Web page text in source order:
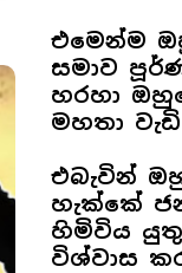
එමෙන්ම
සමාව
හරහා
මහතා
එබැවින්
හැක්කේ
හිමිවිය
විශ්වාස